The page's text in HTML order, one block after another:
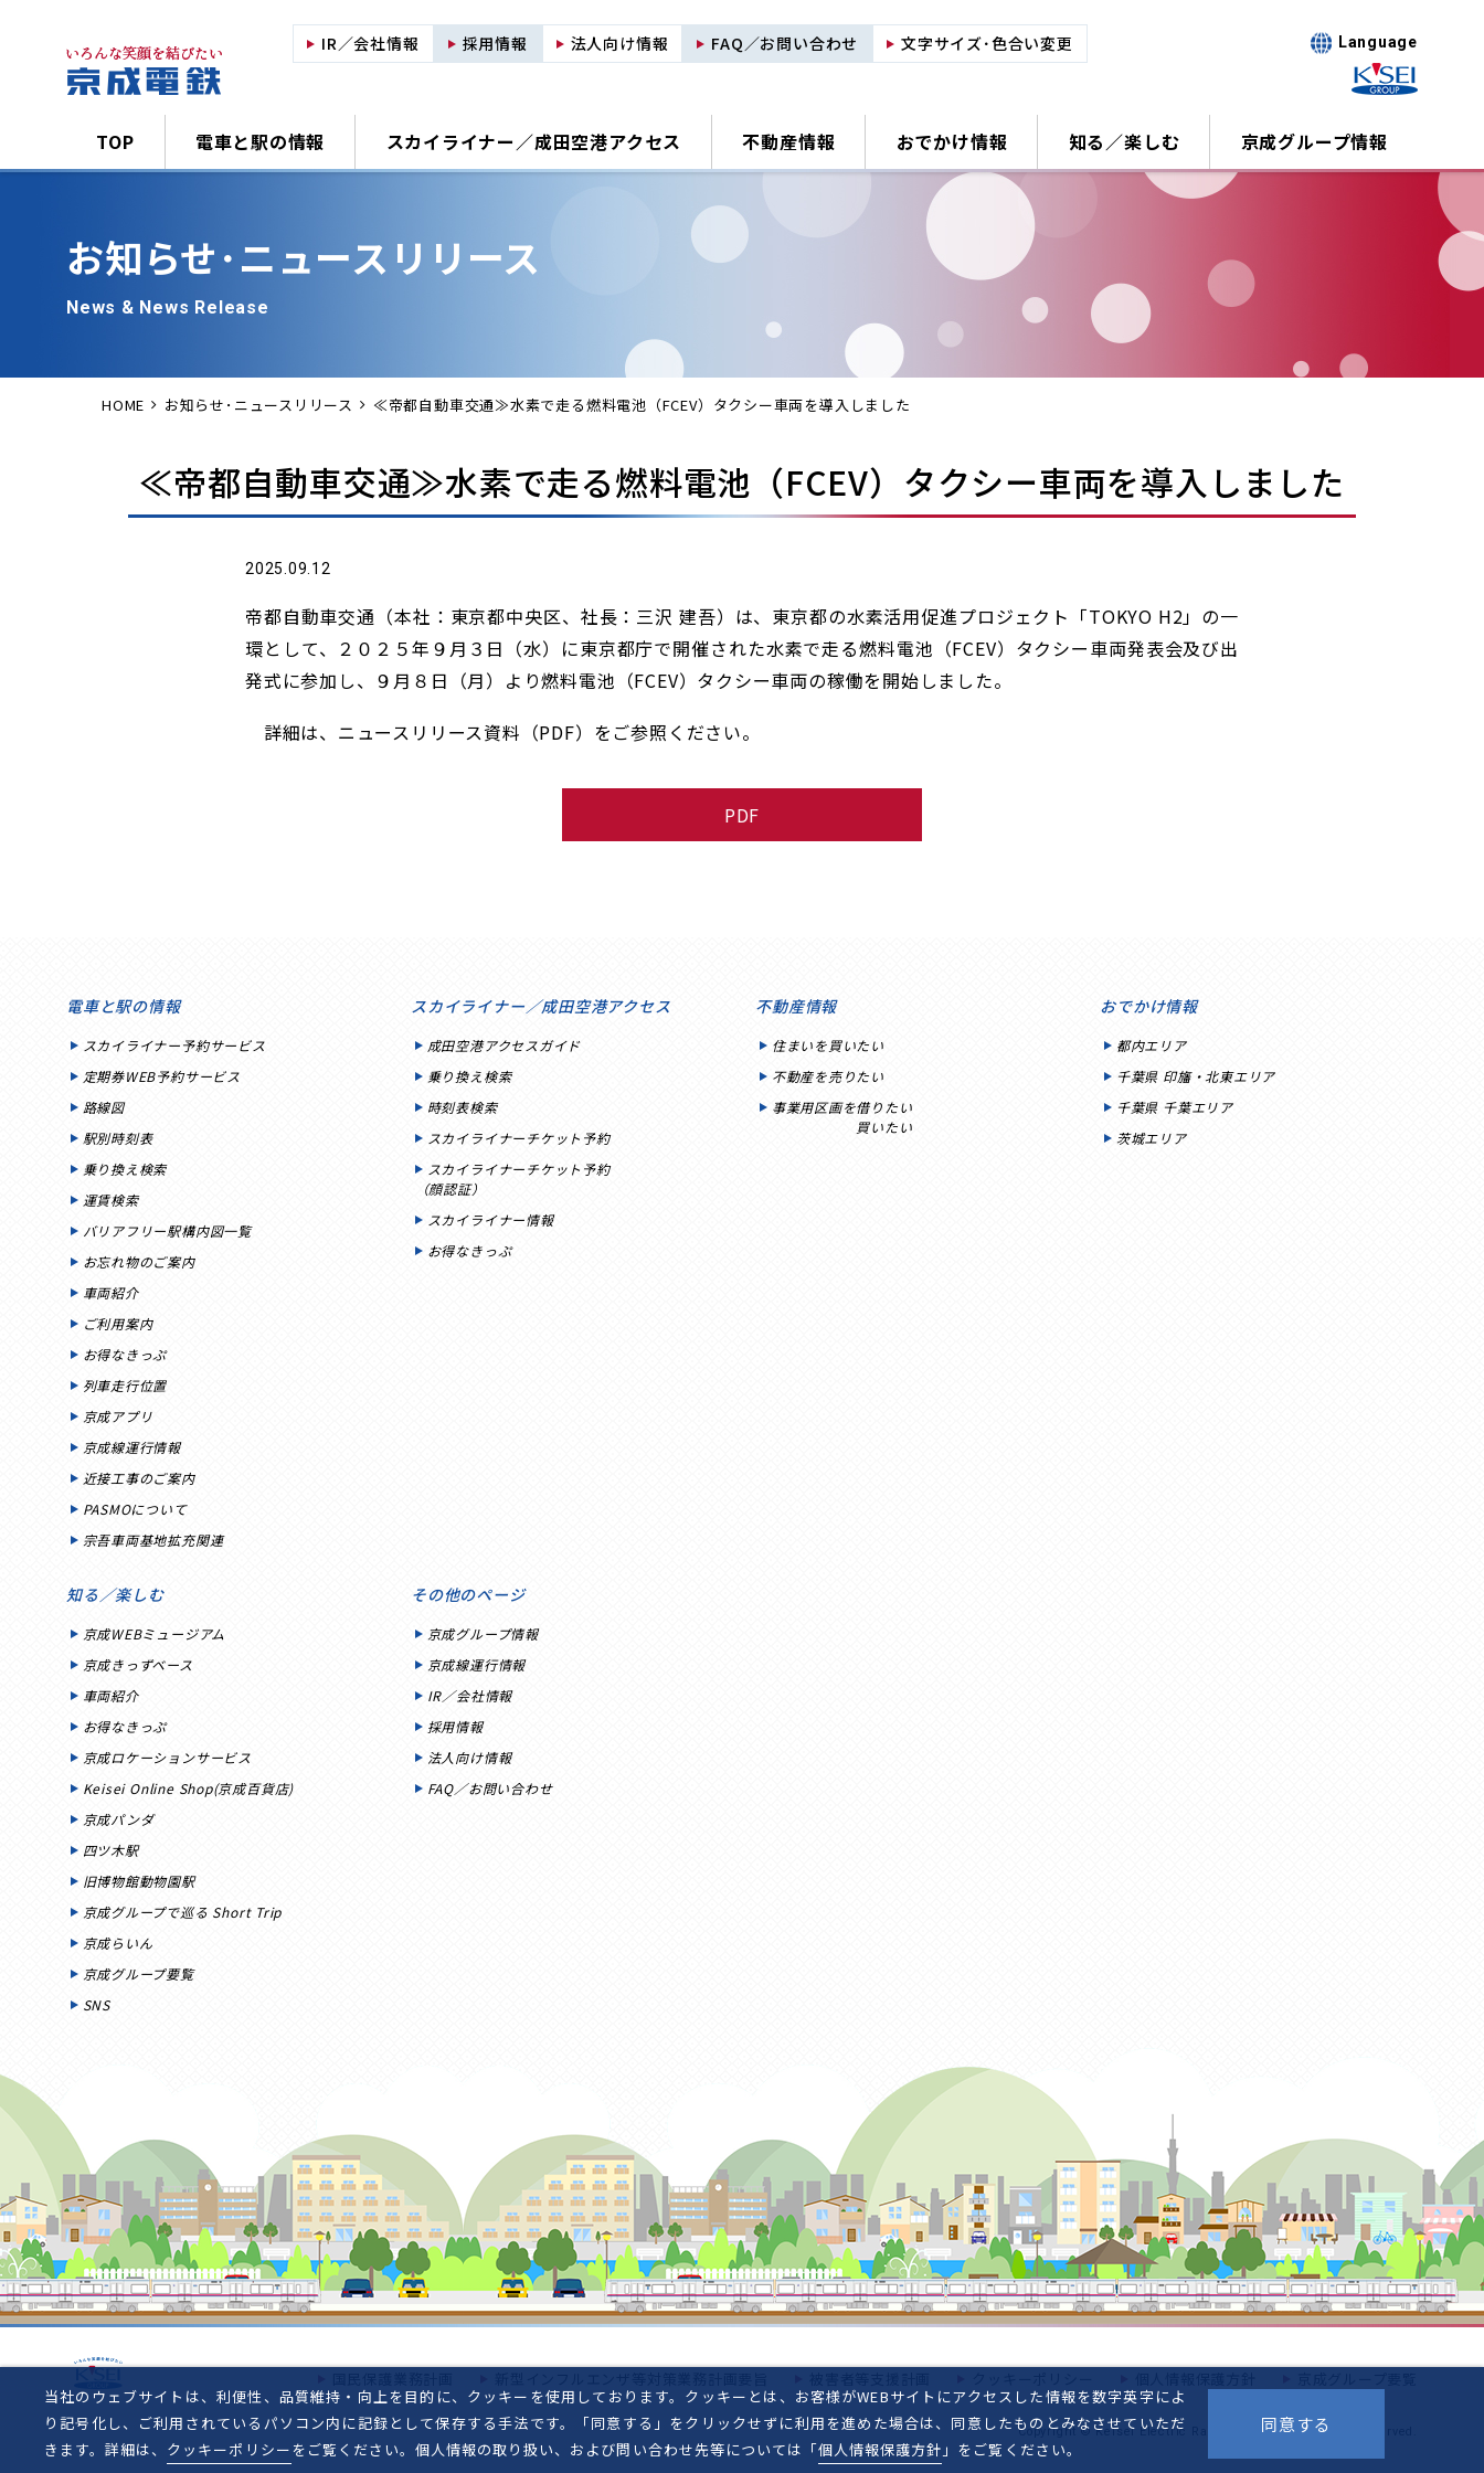
IR／会社情報 採用情報 法人向け情報 FAQ／お問い合わせ 文字サイズ･色合い変更 Language
TOP 電車と駅の情報 スカイライナー／成田空港アクセス 不動産情報 おでかけ情報 知る／楽しむ 京成グループ情報
お知らせ･ニュースリリース
News & News Release
HOME お知らせ･ニュースリリース ≪帝都自動車交通≫水素で走る燃料電池（FCEV）タクシー車両を導入しました
≪帝都自動車交通≫水素で走る燃料電池（FCEV）タクシー車両を導入しました
2025.09.12
帝都自動車交通（本社：東京都中央区、社長：三沢 建吾）は、東京都の水素活用促進プロジェクト「TOKYO H2」の一
環として、２０２５年９月３日（水）に東京都庁で開催された水素で走る燃料電池（FCEV）タクシー車両発表会及び出
発式に参加し、９月８日（月）より燃料電池（FCEV）タクシー車両の稼働を開始しました。
詳細は、ニュースリリース資料（PDF）をご参照ください。
PDF
電車と駅の情報
スカイライナー予約サービス
定期券WEB予約サービス
路線図
駅別時刻表
乗り換え検索
運賃検索
バリアフリー駅構内図一覧
お忘れ物のご案内
車両紹介
ご利用案内
お得なきっぷ
列車走行位置
京成アプリ
京成線運行情報
近接工事のご案内
PASMOについて
宗吾車両基地拡充関連
スカイライナー／成田空港アクセス
成田空港アクセスガイド
乗り換え検索
時刻表検索
スカイライナーチケット予約
スカイライナーチケット予約
（顔認証）
スカイライナー情報
お得なきっぷ
不動産情報
住まいを買いたい
不動産を売りたい
事業用区画を借りたい
買いたい
おでかけ情報
都内エリア
千葉県 印旛・北東エリア
千葉県 千葉エリア
茨城エリア
知る／楽しむ
京成WEBミュージアム
京成きっずベース
車両紹介
お得なきっぷ
京成ロケーションサービス
Keisei Online Shop(京成百貨店)
京成パンダ
四ツ木駅
旧博物館動物園駅
京成グループで巡る Short Trip
京成らいん
京成グループ要覧
SNS
その他のページ
京成グループ情報
京成線運行情報
IR／会社情報
採用情報
法人向け情報
FAQ／お問い合わせ
Copyright © Keisei Electric Railway Co.,Ltd.All Rights Reserved.
当社のウェブサイトは、利便性、品質維持・向上を目的に、クッキーを使用しております。クッキーとは、お客様がWEBサイトにアクセスした情報を数字英字によ
り記号化し、ご利用されているパソコン内に記録として保存する手法です。「同意する」をクリックせずに利用を進めた場合は、同意したものとみなさせていただ
きます。詳細は、 クッキーポリシー をご覧ください。個人情報の取り扱い、および問い合わせ先等については「個人情報保護方針 」をご覧ください。
同意する